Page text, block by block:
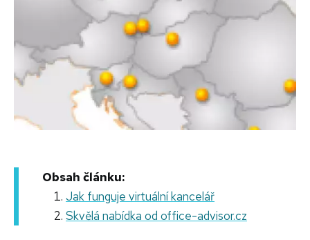
Obsah článku:
Jak funguje virtuální kancelář
Skvělá nabídka od office-advisor.cz